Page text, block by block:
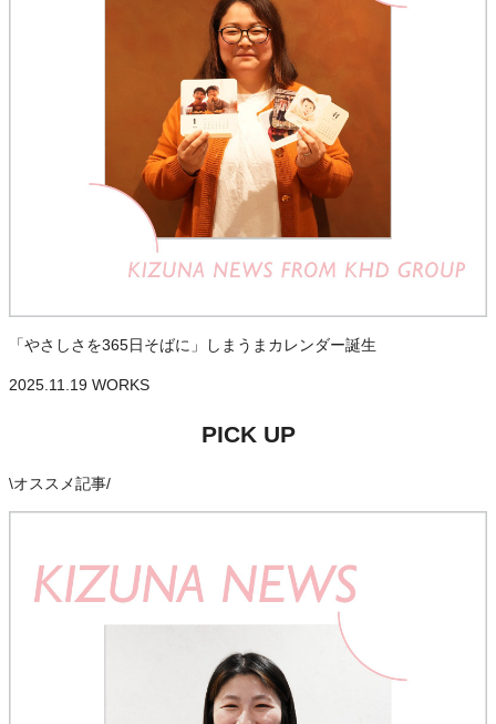
「やさしさを365日そばに」しまうまカレンダー誕生
2025.11.19 WORKS
PICK UP
\オススメ記事/